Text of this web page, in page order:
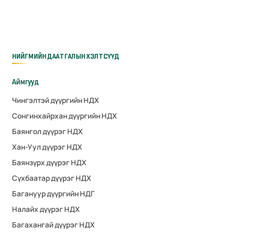
НИЙГМИЙН ДААТГАЛЫН ХЭЛТСҮҮД
Аймгууд
Чингэлтэй дүүргийн НДХ
Сонгинхайрхан дүүргийн НДХ
Баянгол дүүрэг НДХ
Хан-Уул дүүрэг НДХ
Баянзүрх дүүрэг НДХ
Сүхбаатар дүүрэг НДХ
Багануур дүүргийн НДГ
Налайх дүүрэг НДХ
Багахангай дүүрэг НДХ